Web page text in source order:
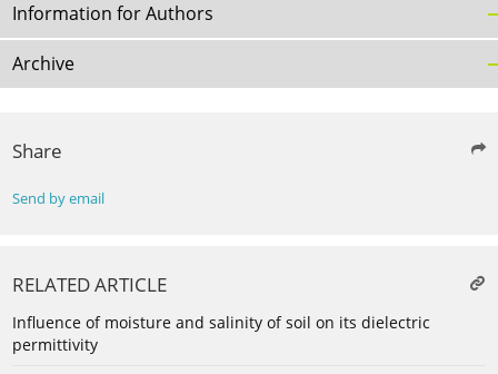
Information for Authors
Archive
Share
Send by email
RELATED ARTICLE
Influence of moisture and salinity of soil on its dielectric
permittivity